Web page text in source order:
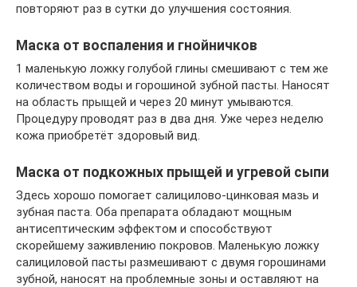
повторяют раз в сутки до улучшения состояния.
Маска от воспаления и гнойничков
1 маленькую ложку голубой глины смешивают с тем же
количеством воды и горошиной зубной пасты. Наносят
на область прыщей и через 20 минут умываются.
Процедуру проводят раз в два дня. Уже через неделю
кожа приобретёт здоровый вид.
Маска от подкожных прыщей и угревой сыпи
Здесь хорошо помогает салицилово-цинковая мазь и
зубная паста. Оба препарата обладают мощным
антисептическим эффектом и способствуют
скорейшему заживлению покровов. Маленькую ложку
салициловой пасты размешивают с двумя горошинами
зубной, наносят на проблемные зоны и оставляют на